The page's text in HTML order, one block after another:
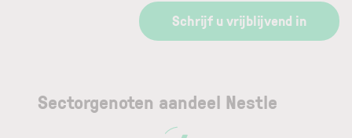
Schrijf u vrijblijvend in
Sectorgenoten aandeel Nestle